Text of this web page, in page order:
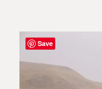
Save